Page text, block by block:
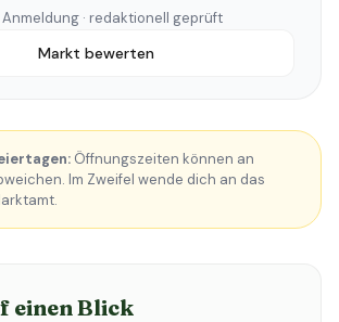
Anmeldung · redaktionell geprüft
Markt bewerten
Öffnungszeiten können an
Im Zweifel wende dich an das
einen Blick